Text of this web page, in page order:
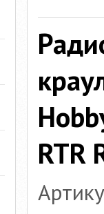
RTR